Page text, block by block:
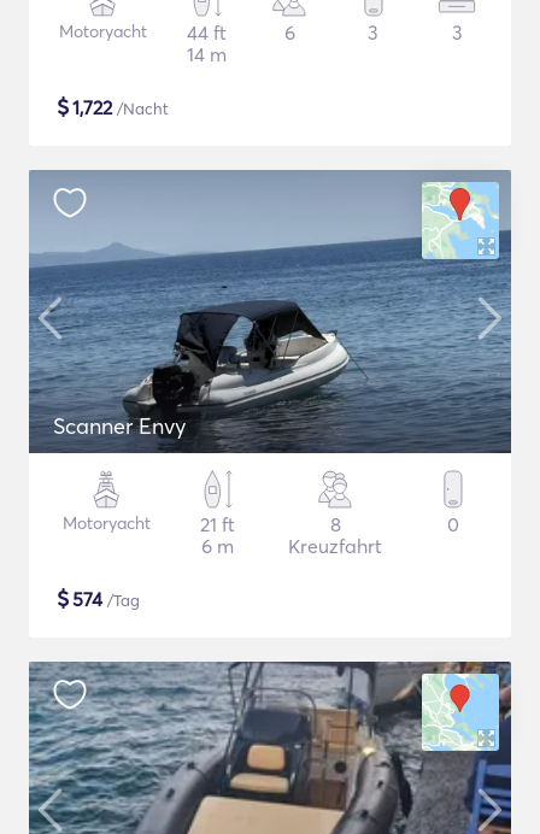
Motoryacht
44 ft
14 m
6 3 3
$1,722/Nacht
Scanner Envy
Motoryacht
21 ft
6 m
8
Kreuzfahrt
0
$574/Tag